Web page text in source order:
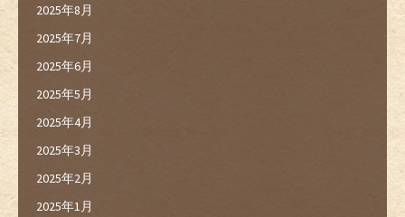
2025年8月
2025年7月
2025年6月
2025年5月
2025年4月
2025年3月
2025年2月
2025年1月